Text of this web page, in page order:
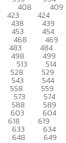
408 409
423 424
438 439
453 454
468 469
483 484
498 499
513 514
528 529
543 544
558 559
573 574
588 589
603 604
618 619
633 634
648 649